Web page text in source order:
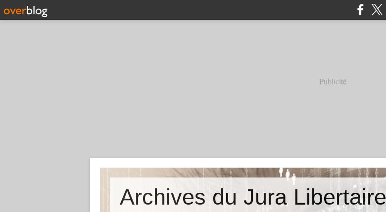
Publicité
Archives du Jura Libertaire